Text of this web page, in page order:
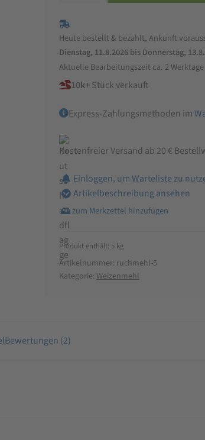
Type
1100
Menge
Heute bestellt & bezahlt, Ankunft
Dienstag, 11.8.2026 bis Donnerstag,
Aktuelle Bearbeitungszeit ca. 2 Werktage
10k+Stück verkauft
Express-Zahlungsmethoden im
Kostenfreier Versand ab 20 €
Einloggen, um Warteliste zu
Artikelbeschreibung ansehen
Produkt enthält: 5 kg
Artikelnummer: ruchmehl-5
Kategorie: Weizenmehl
Bewertungen (2)